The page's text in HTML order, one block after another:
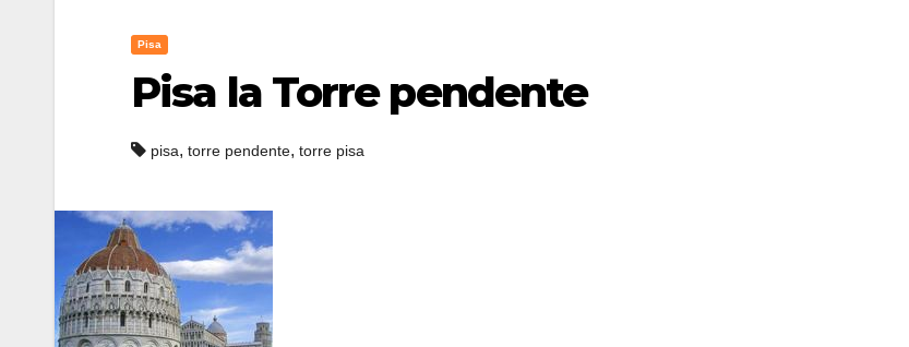
Pisa
Pisa la Torre pendente
pisa, torre pendente, torre pisa